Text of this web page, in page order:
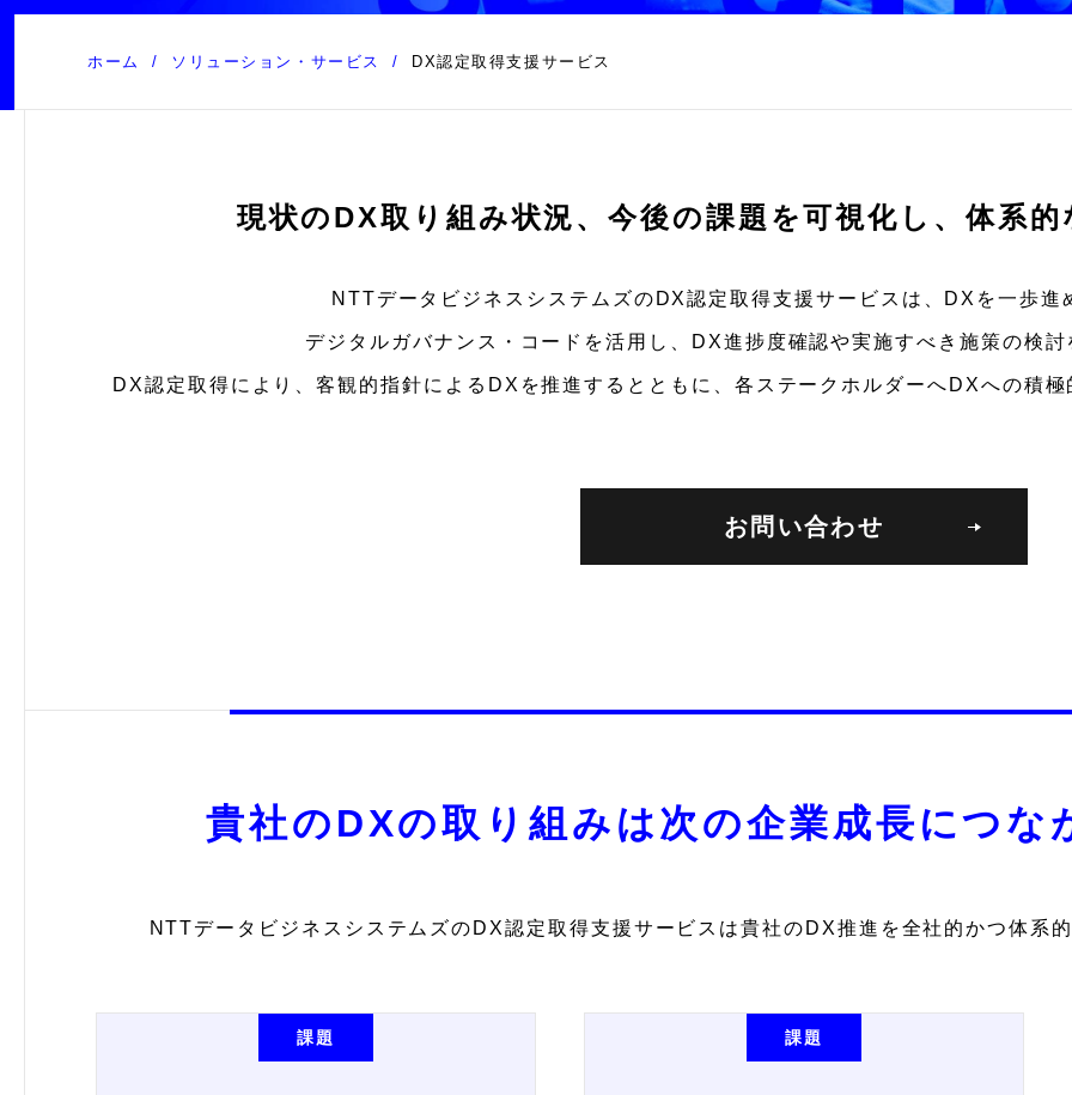
ホーム ソリューション・サービス DX認定取得支援サービス
現状のDX取り組み状況、今後の課題を可視化し、体系
NTTデータビジネスシステムズのDX認定取得支援サービスは、DXを一歩進
デジタルガバナンス・コードを活用し、DX進捗度確認や実施すべき施策の検
DX認定取得により、客観的指針によるDXを推進するとともに、各ステークホルダーへDXへの積
お問い合わせ
貴社のDXの取り組みは次の企業成長につな
NTTデータビジネスシステムズのDX認定取得支援サービスは貴社のDX推進を全社的かつ体系
課題 課題